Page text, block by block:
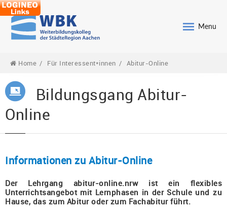
Menu
Home Für Interessent*innen Abitur-Online
Bildungsgang Abitur-
Online
Informationen zu Abitur-Online
Der Lehrgang abitur-online.nrw ist ein flexibles
Unterrichtsangebot mit Lernphasen in der Schule und zu
Hause, das zum Abitur oder zum Fachabitur führt.